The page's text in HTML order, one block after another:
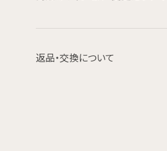
返品・交換について